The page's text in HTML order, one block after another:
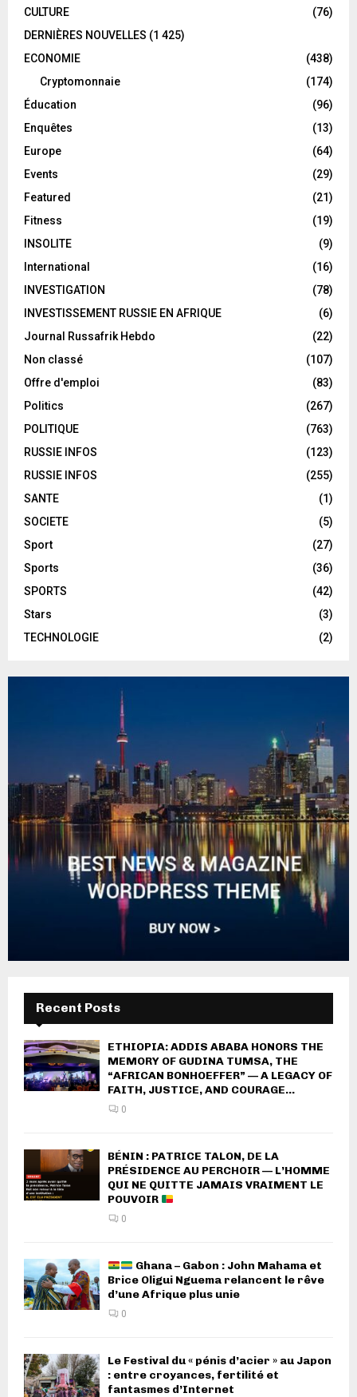
CULTURE
(76)
DERNIÈRES NOUVELLES (1 425)
ECONOMIE
(438)
Cryptomonnaie
(174)
Éducation
(96)
Enquêtes
(13)
Europe
(64)
Events
(29)
Featured
(21)
Fitness
(19)
INSOLITE
(9)
International
(16)
INVESTIGATION
(78)
INVESTISSEMENT RUSSIE EN AFRIQUE
(6)
Journal Russafrik Hebdo
(22)
Non classé
(107)
Offre d'emploi
(83)
Politics
(267)
POLITIQUE
(763)
RUSSIE INFOS
(123)
RUSSIE INFOS
(255)
SANTE
(1)
SOCIETE
(5)
Sport
(27)
Sports
(36)
SPORTS
(42)
Stars
(3)
TECHNOLOGIE
(2)
Recent Posts
ETHIOPIA: ADDIS ABABA HONORS THE
MEMORY OF GUDINA TUMSA, THE
“AFRICAN BONHOEFFER” — A LEGACY OF
FAITH, JUSTICE, AND COURAGE...
0
BÉNIN : PATRICE TALON, DE LA
PRÉSIDENCE AU PERCHOIR — L’HOMME
QUI NE QUITTE JAMAIS VRAIMENT LE
POUVOIR
0
Ghana – Gabon : John Mahama et
Brice Oligui Nguema relancent le rêve
d’une Afrique plus unie
0
Le Festival du « pénis d’acier » au Japon
: entre croyances, fertilité et
fantasmes d’Internet